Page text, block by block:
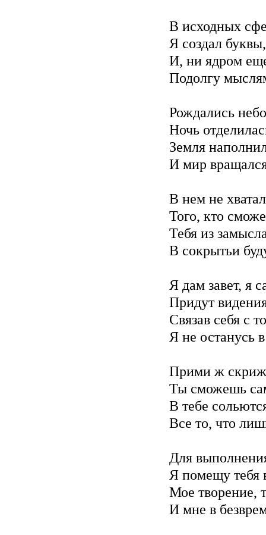
В исходных
Я создал
И, ни ядром
Подолгу
Рождались
Ночь
Земля
И мир
В нем не
Того, кто
Тебя из
В сокрытьи
Я дам завет, я
Придут
Связав себя с
Я не останусь
Прими ж
Ты сможешь
В тебе
Все то, что
Для
Я помещу тебя
Мое творение,
И мне в